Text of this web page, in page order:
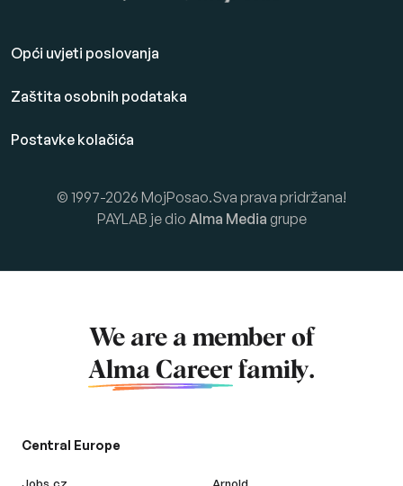
Opći uvjeti poslovanja
Zaštita osobnih podataka
Postavke kolačića
© 1997-2026 MojPosao.Sva prava pridržana!
PAYLAB je dio Alma Media grupe
We are a member of
Alma Career family.
Central Europe
Jobs.cz
Arnold